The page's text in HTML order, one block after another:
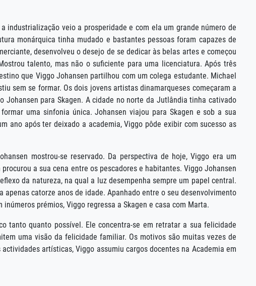
industrialização veio a prosperidade e com ela um grande número de
monárquica tinha mudado e bastantes pessoas foram capazes de
desenvolveu o desejo de se dedicar às belas artes e começou
talento, mas não o suficiente para uma licenciatura. Após três
que Viggo Johansen partilhou com um colega estudante. Michael
sem se formar. Os dois jovens artistas dinamarqueses começaram a
para Skagen. A cidade no norte da Jutlândia tinha cativado
uma sinfonia única. Johansen viajou para Skagen e sob a sua
ano após ter deixado a academia, Viggo pôde exibir com sucesso as
mostrou-se reservado. Da perspectiva de hoje, Viggo era um
a sua cena entre os pescadores e habitantes. Viggo Johansen
da natureza, na qual a luz desempenha sempre um papel central.
catorze anos de idade. Apanhado entre o seu desenvolvimento
prémios, Viggo regressa a Skagen e casa com Marta.
tanto quanto possível. Ele concentra-se em retratar a sua felicidade
uma visão da felicidade familiar. Os motivos são muitas vezes de
artísticas, Viggo assumiu cargos docentes na Academia em